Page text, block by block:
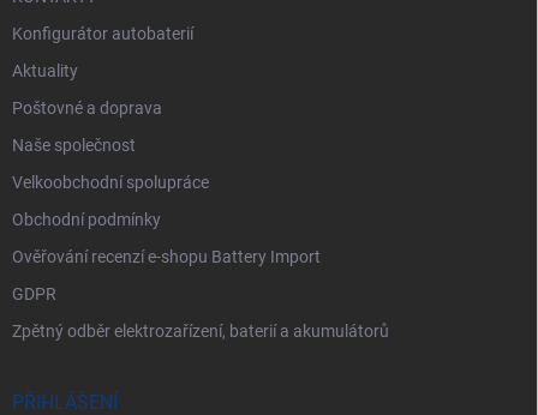
Konfigurátor autobaterií
Aktuality
Poštovné a doprava
Naše společnost
Velkoobchodní spolupráce
Obchodní podmínky
Ověřování recenzí e-shopu Battery Import
GDPR
Zpětný odběr elektrozařízení, baterií a akumulátorů
PŘIHLÁŠENÍ